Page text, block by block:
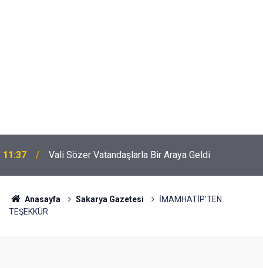
11:37 Vali Sözer Vatandaşlarla Bir Araya Geldi
Anasayfa Sakarya Gazetesi
İMAMHATİP'TEN
TEŞEKKÜR